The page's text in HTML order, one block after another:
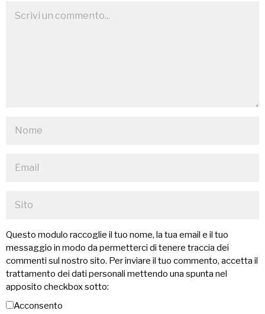
Questo modulo raccoglie il tuo nome, la tua email e il tuo
messaggio in modo da permetterci di tenere traccia dei
commenti sul nostro sito. Per inviare il tuo commento, accetta il
trattamento dei dati personali mettendo una spunta nel
apposito checkbox sotto:
Acconsento